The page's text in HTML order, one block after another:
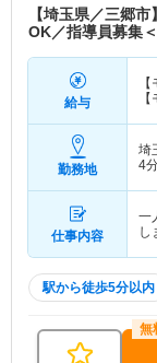
【埼玉県／三郷
OK／指導員募集
給与
勤務地
埼
4分
仕事内容
一
し
駅から徒歩5分以内